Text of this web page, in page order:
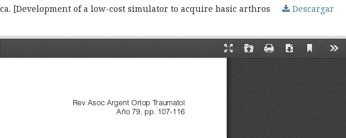
[Development of a low-cost simulator to acquire basic arthroscopic skills.]
Descargar